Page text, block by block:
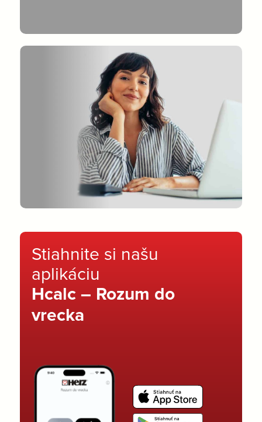
Stiahnite si našu
aplikáciu
Hcalc – Rozum do
vrecka